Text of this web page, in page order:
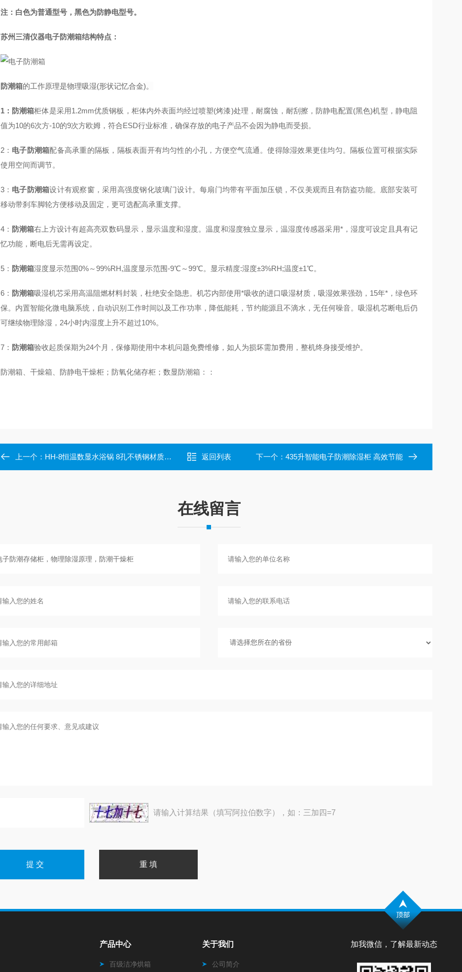
注：白色为普通型号，黑色为防静电型号。
苏州三清仪器电子防潮箱结构特点：
防潮箱的工作原理是物理吸湿(形状记忆合金)。
1：防潮箱柜体是采用1.2mm优质钢板，柜体内外表面均经过喷塑(烤漆)处理，耐腐蚀，耐刮擦 ， 防静电配置(黑色)机型，静电阻
值为10的6次方-10的9次方欧姆，符合ESD行业标准， 确保存放的电子产品不会因为静电而受损。
2： 电子防潮箱配备高承重的隔板，隔板表面开有均匀性的小孔，方便空气流通。使得除湿效果更佳均匀。隔板位置可根据实际
使用空间而调节。
3： 电子防潮箱设计有观察窗，采用高强度钢化玻璃门设计。每扇门均带有平面加压锁，不仅美观而且有防盗功能。底部安装可
移动带刹车脚轮方便移动及固定，更可选配高承重支撑。
4： 防潮箱右上方设计有超高亮双数码显示，显示温度和湿度。温度和湿度独立显示，温湿度传感器采用*， 湿度可设定且具有记
忆功能，断电后无需再设定。
5： 防潮箱湿度显示范围0%～99%RH,温度显示范围-9℃～99℃。显示精度:湿度±3%RH;温度±1℃。
6： 防潮箱吸湿机芯采用高温阻燃材料封装，杜绝安全隐患。机芯内部使用*吸收的进口吸湿材质，吸湿效果强劲，15年*，绿色环
保。内置智能化微电脑系统，自动识别工作时间以及工作功率，降低能耗，节约能源且不滴水，无任何噪音。吸湿机芯断电后仍
可继续物理除湿，24小时内湿度上升不超过10%。
7： 防潮箱验收起质保期为24个月，保修期使用中本机问题免费维修，如人为损坏需加费用，整机终身接受维护。
防潮箱、干燥箱、防静电干燥柜；防氧化储存柜；数显防潮箱：：
上一个： HH-8恒温数显水浴锅 8孔不锈钢材质水浴锅 返回列表 下一个： 435升智能电子防潮除湿柜 高效节能
在线留言
请输入计算结果（填写阿拉伯数字），如：三加四=7
加我微信，了解最新动态
产品中心
百级洁净烘箱
关于我们
公司简介